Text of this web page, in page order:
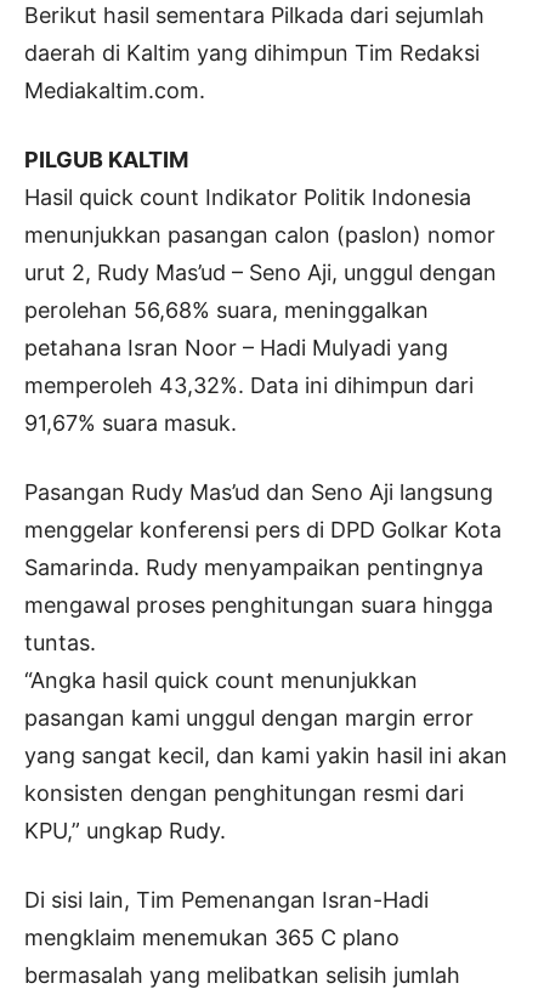
Berikut hasil sementara Pilkada dari sejumlah
daerah di Kaltim yang dihimpun Tim Redaksi
Mediakaltim.com.
PILGUB KALTIM
Hasil quick count Indikator Politik Indonesia
menunjukkan pasangan calon (paslon) nomor
urut 2, Rudy Mas’ud – Seno Aji, unggul dengan
perolehan 56,68% suara, meninggalkan
petahana Isran Noor – Hadi Mulyadi yang
memperoleh 43,32%. Data ini dihimpun dari
91,67% suara masuk.
Pasangan Rudy Mas’ud dan Seno Aji langsung
menggelar konferensi pers di DPD Golkar Kota
Samarinda. Rudy menyampaikan pentingnya
mengawal proses penghitungan suara hingga
tuntas.
“Angka hasil quick count menunjukkan
pasangan kami unggul dengan margin error
yang sangat kecil, dan kami yakin hasil ini akan
konsisten dengan penghitungan resmi dari
KPU,” ungkap Rudy.
Di sisi lain, Tim Pemenangan Isran-Hadi
mengklaim menemukan 365 C plano
bermasalah yang melibatkan selisih jumlah